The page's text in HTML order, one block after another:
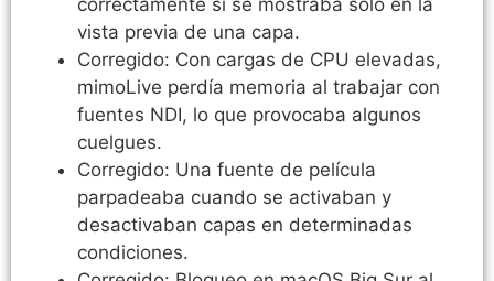
correctamente si se mostraba sólo en la
vista previa de una capa.
Corregido: Con cargas de CPU elevadas,
mimoLive perdía memoria al trabajar con
fuentes NDI, lo que provocaba algunos
cuelgues.
Corregido: Una fuente de película
parpadeaba cuando se activaban y
desactivaban capas en determinadas
condiciones.